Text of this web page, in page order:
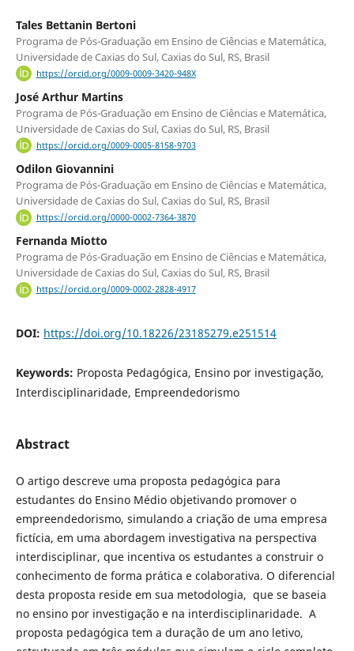
Tales Bettanin Bertoni
Programa de Pós-Graduação em Ensino de Ciências e Matemática,
Universidade de Caxias do Sul, Caxias do Sul, RS, Brasil
https://orcid.org/0009-0009-3420-948X
José Arthur Martins
Programa de Pós-Graduação em Ensino de Ciências e Matemática,
Universidade de Caxias do Sul, Caxias do Sul, RS, Brasil
https://orcid.org/0009-0005-8158-9703
Odilon Giovannini
Programa de Pós-Graduação em Ensino de Ciências e Matemática,
Universidade de Caxias do Sul, Caxias do Sul, RS, Brasil
https://orcid.org/0000-0002-7364-3870
Fernanda Miotto
Programa de Pós-Graduação em Ensino de Ciências e Matemática,
Universidade de Caxias do Sul, Caxias do Sul, RS, Brasil
https://orcid.org/0009-0002-2828-4917
DOI: https://doi.org/10.18226/23185279.e251514
Keywords: Proposta Pedagógica, Ensino por investigação,
Interdisciplinaridade, Empreendedorismo
Abstract
O artigo descreve uma proposta pedagógica para
estudantes do Ensino Médio objetivando promover o
empreendedorismo, simulando a criação de uma empresa
fictícia, em uma abordagem investigativa na perspectiva
interdisciplinar, que incentiva os estudantes a construir o
conhecimento de forma prática e colaborativa. O diferencial
desta proposta reside em sua metodologia, que se baseia
no ensino por investigação e na interdisciplinaridade. A
proposta pedagógica tem a duração de um ano letivo,